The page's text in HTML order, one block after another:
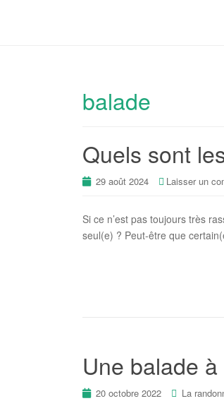
balade
Quels sont
29 août 2024 Laisser un
Si ce n’est pas toujours très
seul(e) ? Peut-être que
Une balade
20 octobre 2022 La